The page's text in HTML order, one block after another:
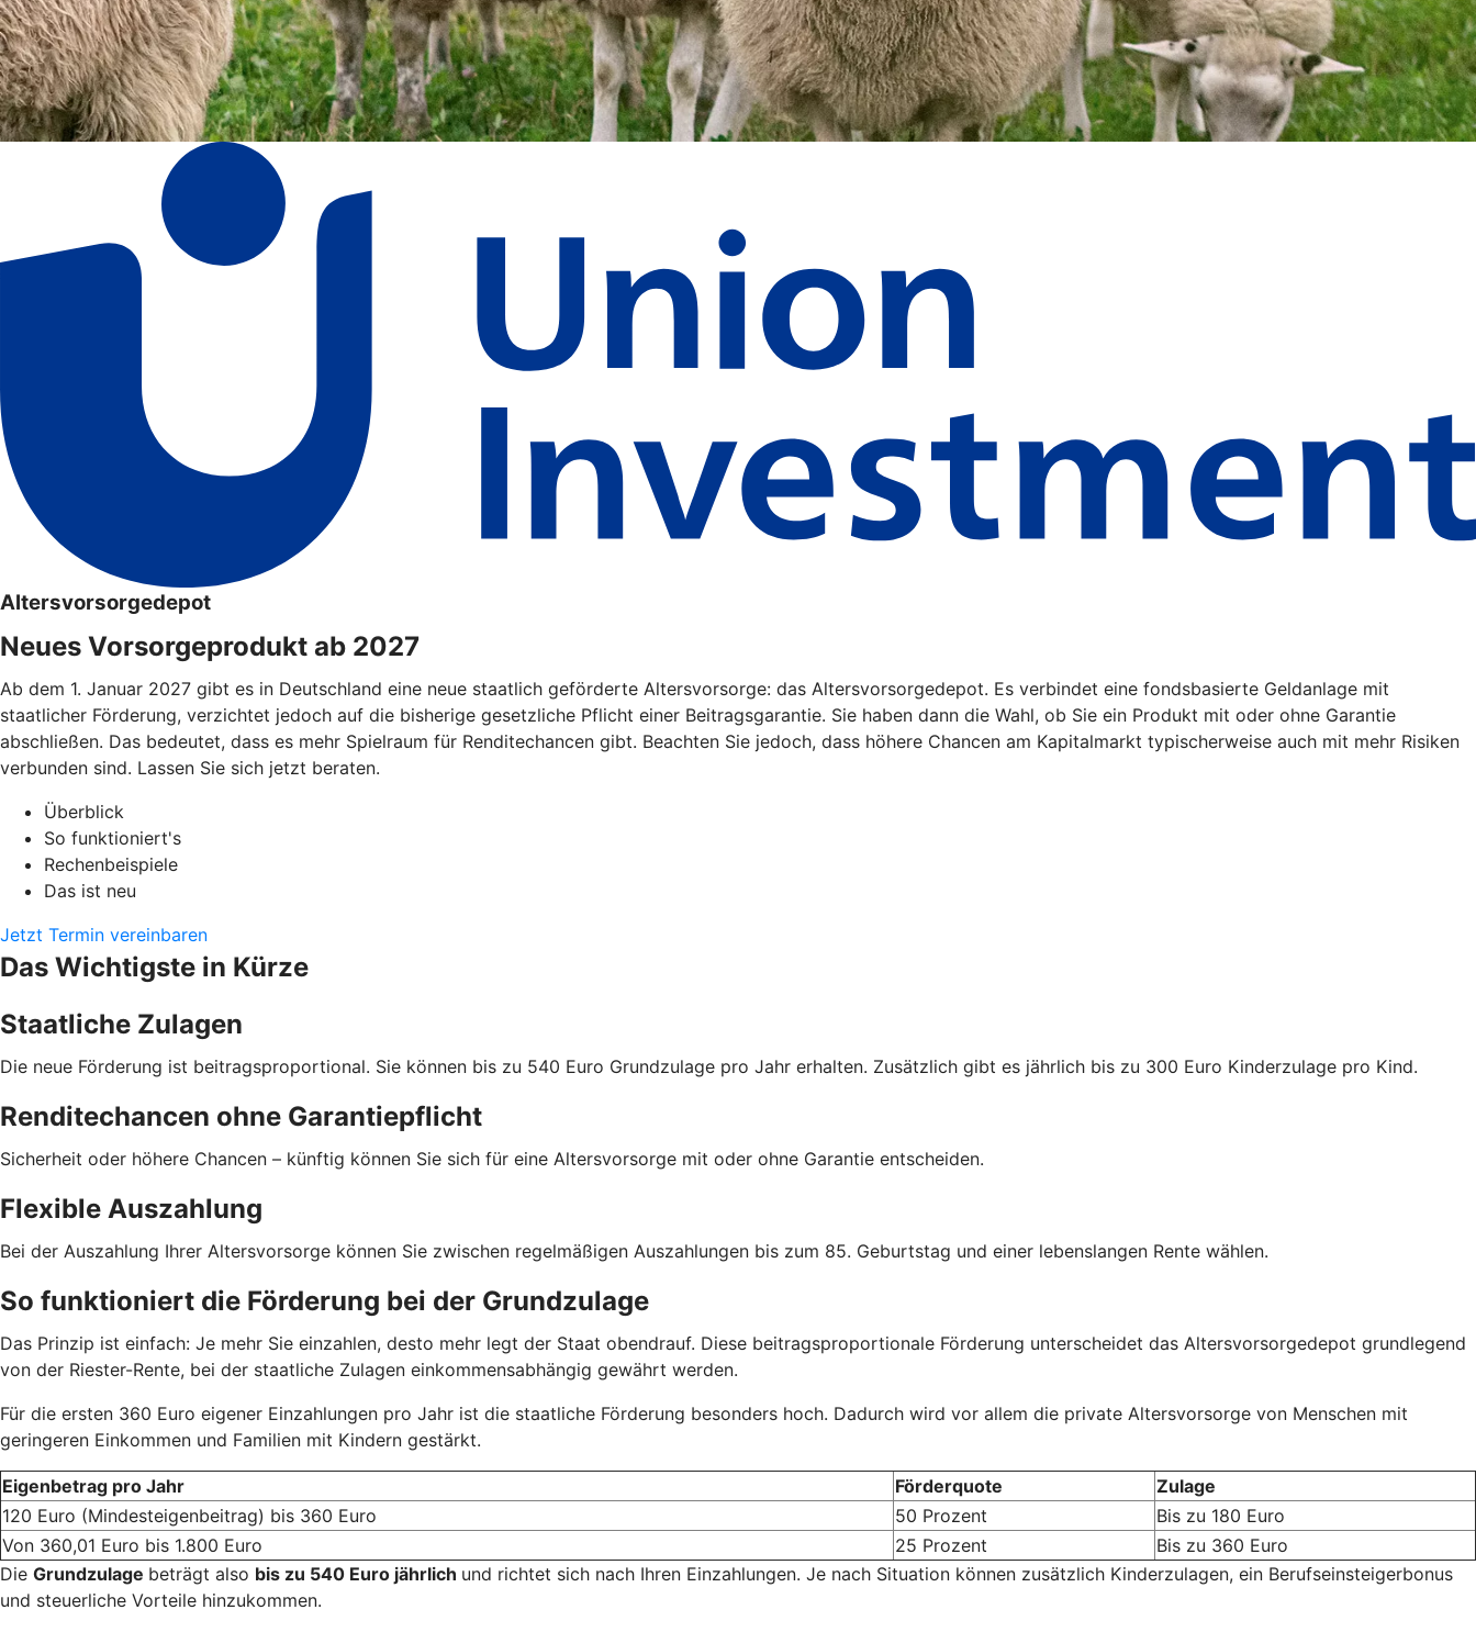
Altersvorsorgedepot
Neues Vorsorgeprodukt ab 2027
Ab dem 1. Januar 2027 gibt es in Deutschland eine neue staatlich geförderte Altersvorsorge: das Altersvorsorgedepot. Es verbindet eine fondsbasierte Geldanlage mit
staatlicher Förderung, verzichtet jedoch auf die bisherige gesetzliche Pflicht einer Beitragsgarantie. Sie haben dann die Wahl, ob Sie ein Produkt mit oder ohne Garantie
abschließen. Das bedeutet, dass es mehr Spielraum für Renditechancen gibt. Beachten Sie jedoch, dass höhere Chancen am Kapitalmarkt typischerweise auch mit mehr Risiken
verbunden sind. Lassen Sie sich jetzt beraten.
Überblick
So funktioniert's
Rechenbeispiele
Das ist neu
Jetzt Termin vereinbaren
Das Wichtigste in Kürze
Staatliche Zulagen
Die neue Förderung ist beitragsproportional. Sie können bis zu 540 Euro Grundzulage pro Jahr erhalten. Zusätzlich gibt es jährlich bis zu 300 Euro Kinderzulage pro Kind.
Renditechancen ohne Garantiepflicht
Sicherheit oder höhere Chancen – künftig können Sie sich für eine Altersvorsorge mit oder ohne Garantie entscheiden.
Flexible Auszahlung
Bei der Auszahlung Ihrer Altersvorsorge können Sie zwischen regelmäßigen Auszahlungen bis zum 85. Geburtstag und einer lebenslangen Rente wählen.
So funktioniert die Förderung bei der Grundzulage
Das Prinzip ist einfach: Je mehr Sie einzahlen, desto mehr legt der Staat obendrauf. Diese beitragsproportionale Förderung unterscheidet das Altersvorsorgedepot grundlegend
von der Riester-Rente, bei der staatliche Zulagen einkommensabhängig gewährt werden.
Für die ersten 360 Euro eigener Einzahlungen pro Jahr ist die staatliche Förderung besonders hoch. Dadurch wird vor allem die private Altersvorsorge von Menschen mit
geringeren Einkommen und Familien mit Kindern gestärkt.
Eigenbetrag pro Jahr Förderquote
Zulage
120 Euro (Mindesteigenbeitrag) bis 360 Euro
50 Prozent
Bis zu 180 Euro
Von 360,01 Euro bis 1.800 Euro
25 Prozent
Bis zu 360 Euro
Die Grundzulage beträgt also bis zu 540 Euro jährlich und richtet sich nach Ihren Einzahlungen. Je nach Situation können zusätzlich Kinderzulagen, ein Berufseinsteigerbonus
und steuerliche Vorteile hinzukommen.